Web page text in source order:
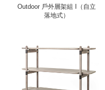
Outdoor 戶外層架組 I（自立
落地式）